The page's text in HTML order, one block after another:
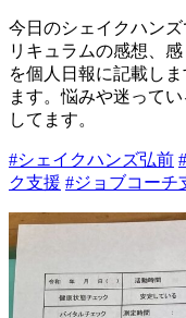
今日のシェイクハン
リキュラムの感想、
を個人日報に記載し
ます。悩みや迷って
してます。
#シェイクハンズ弘前
ク支援 #ジョブコーチ